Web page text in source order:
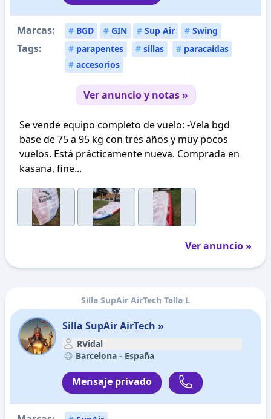
Marcas: # BGD # GIN # Sup Air # Swing
Tags: # parapentes # sillas # paracaidas
# accesorios
Ver anuncio y notas »
Se vende equipo completo de vuelo: -Vela bgd
base de 75 a 95 kg con tres años y muy pocos
vuelos. Está prácticamente nueva. Comprada en
kasana, fine...
Ver anuncio »
Silla SupAir AirTech Talla L
Silla SupAir AirTech »
RVidal
Barcelona - España
Mensaje privado